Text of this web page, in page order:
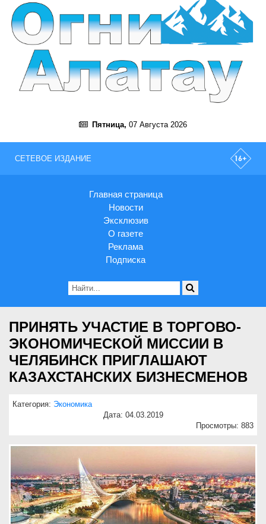
Пятница, 07 Августа 2026
СЕТЕВОЕ ИЗДАНИЕ
Главная страница
Новости
Эксклюзив
О газете
Реклама
Подписка
ПРИНЯТЬ УЧАСТИЕ В ТОРГОВО-
ЭКОНОМИЧЕСКОЙ МИССИИ В
ЧЕЛЯБИНСК ПРИГЛАШАЮТ
КАЗАХСТАНСКИХ БИЗНЕСМЕНОВ
Категория: Экономика
Дата: 04.03.2019
Просмотры: 883